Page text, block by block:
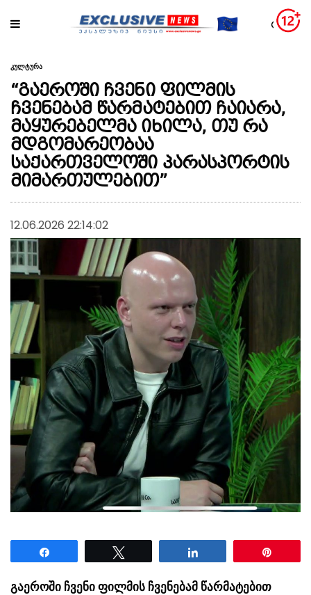
კულტურა
“გაეროში ჩვენი ფილმის
ჩვენებამ წარმატებით ჩაიარა,
მაყურებელმა იხილა, თუ რა
მდგომარეობაა
საქართველოში პარასპორტის
მიმართულებით”
12.06.2026 22:14:02
გაეროში ჩვენი ფილმის ჩვენებამ წარმატებით